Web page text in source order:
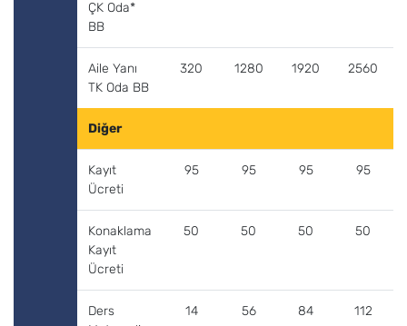
ÇK Oda*
BB
Aile Yanı
TK Oda BB
320 1280 1920 2560
Diğer
Kayıt
Ücreti
95 95 95 95
Konaklama
Kayıt
Ücreti
50 50 50 50
Ders
14 56 84 112